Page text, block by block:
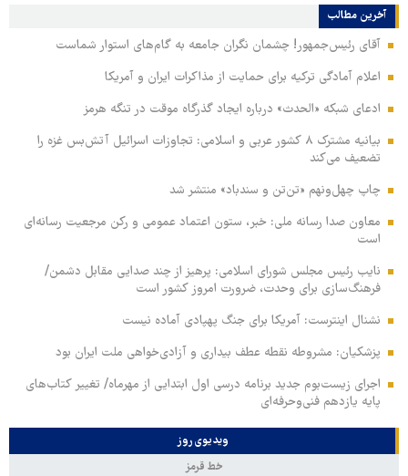
آخرین مطالب
آقای رئیس‌جمهور! چشمان نگران جامعه به گام‌های استوار شماست
اعلام آمادگی ترکیه برای حمایت از مذاکرات ایران و آمریکا
ادعای شبکه «الحدث» درباره ایجاد گذرگاه موقت در تنگه هرمز
بیانیه مشترک ۸ کشور عربی و اسلامی: تجاوزات اسرائیل آتش‌بس غزه را
تضعیف می‌کند
چاپ چهل‌ونهم «تن‌تن و سندباد» منتشر شد
معاون صدا رسانه ملی: خبر، ستون اعتماد عمومی و رکن مرجعیت رسانه‌ای
است
نایب رئیس مجلس شورای اسلامی: پرهیز از چند صدایی مقابل دشمن/
فرهنگ‌سازی برای وحدت، ضرورت امروز کشور است
نشنال اینترست: آمریکا برای جنگ پهپادی آماده نیست
پزشکیان: مشروطه نقطه عطف بیداری و آزادی‌خواهی ملت ایران بود
اجرای زیست‌بوم جدید برنامه درسی اول ابتدایی از مهرماه/ تغییر کتاب‌های
پایه یازدهم فنی‌وحرفه‌ای
ویدیوی روز
خط قرمز